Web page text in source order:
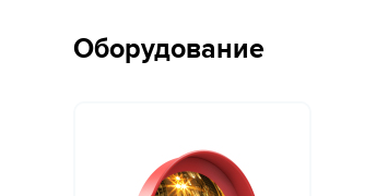
Оборудование